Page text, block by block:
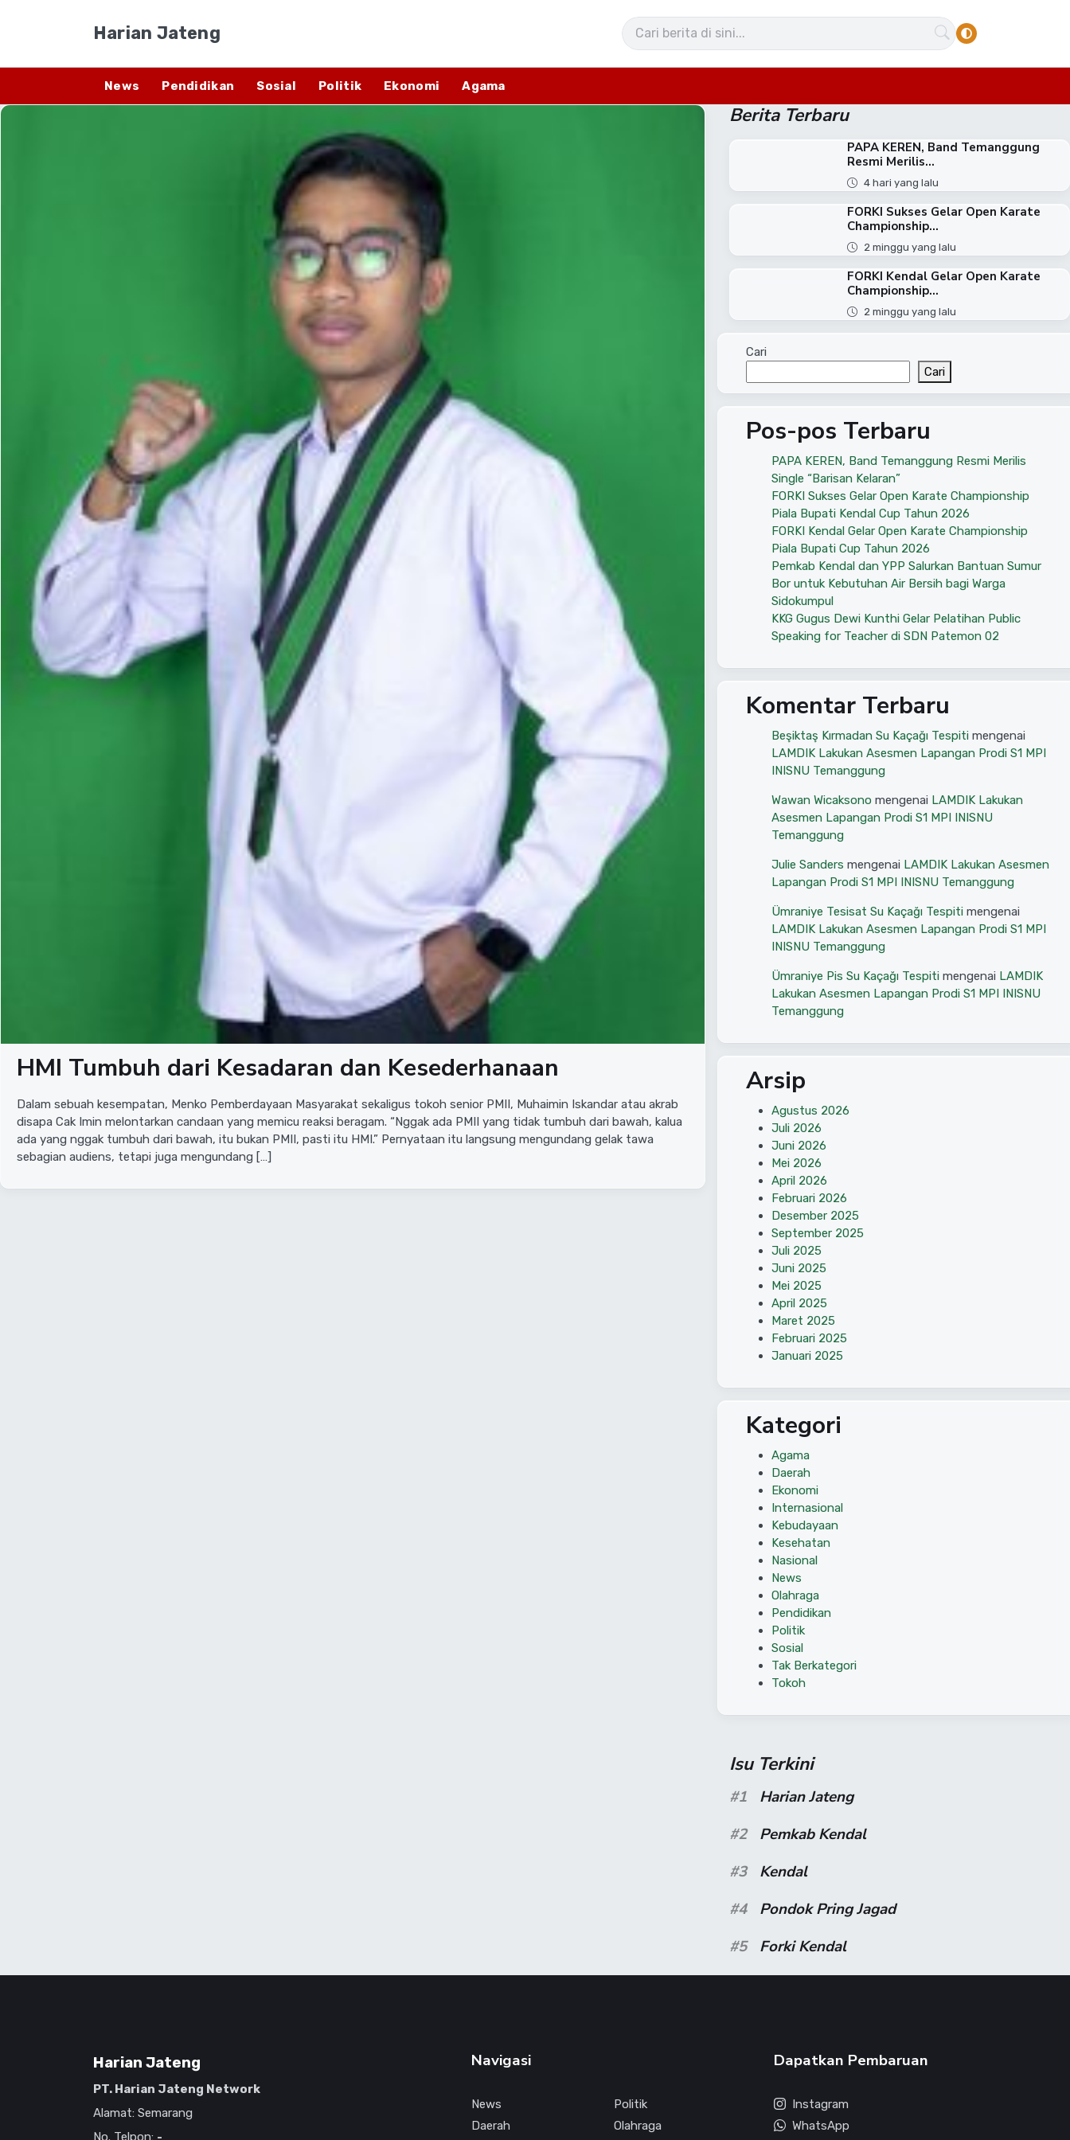
Harian Jateng
News Pendidikan Sosial Politik Ekonomi Agama
HMI Tumbuh dari Kesadaran dan Kesederhanaan
Dalam sebuah kesempatan, Menko Pemberdayaan Masyarakat sekaligus tokoh senior PMII, Muhaimin Iskandar atau akrab
disapa Cak Imin melontarkan candaan yang memicu reaksi beragam. “Nggak ada PMII yang tidak tumbuh dari bawah, kalua
ada yang nggak tumbuh dari bawah, itu bukan PMII, pasti itu HMI.” Pernyataan itu langsung mengundang gelak tawa
sebagian audiens, tetapi juga mengundang […]
Berita Terbaru
PAPA KEREN, Band Temanggung
Resmi Merilis...
4 hari yang lalu
FORKI Sukses Gelar Open Karate
Championship...
2 minggu yang lalu
FORKI Kendal Gelar Open Karate
Championship...
2 minggu yang lalu
Cari
Cari
Pos-pos Terbaru
PAPA KEREN, Band Temanggung Resmi Merilis
Single “Barisan Kelaran”
FORKI Sukses Gelar Open Karate Championship
Piala Bupati Kendal Cup Tahun 2026
FORKI Kendal Gelar Open Karate Championship
Piala Bupati Cup Tahun 2026
Pemkab Kendal dan YPP Salurkan Bantuan Sumur
Bor untuk Kebutuhan Air Bersih bagi Warga
Sidokumpul
KKG Gugus Dewi Kunthi Gelar Pelatihan Public
Speaking for Teacher di SDN Patemon 02
Komentar Terbaru
Beşiktaş Kırmadan Su Kaçağı Tespiti mengenai
LAMDIK Lakukan Asesmen Lapangan Prodi S1 MPI
INISNU Temanggung
Wawan Wicaksono mengenai LAMDIK Lakukan
Asesmen Lapangan Prodi S1 MPI INISNU
Temanggung
Julie Sanders mengenai LAMDIK Lakukan Asesmen
Lapangan Prodi S1 MPI INISNU Temanggung
Ümraniye Tesisat Su Kaçağı Tespiti mengenai
LAMDIK Lakukan Asesmen Lapangan Prodi S1 MPI
INISNU Temanggung
Ümraniye Pis Su Kaçağı Tespiti mengenai LAMDIK
Lakukan Asesmen Lapangan Prodi S1 MPI INISNU
Temanggung
Arsip
Agustus 2026
Juli 2026
Juni 2026
Mei 2026
April 2026
Februari 2026
Desember 2025
September 2025
Juli 2025
Juni 2025
Mei 2025
April 2025
Maret 2025
Februari 2025
Januari 2025
Kategori
Agama
Daerah
Ekonomi
Internasional
Kebudayaan
Kesehatan
Nasional
News
Olahraga
Pendidikan
Politik
Sosial
Tak Berkategori
Tokoh
Isu Terkini
#1
Harian Jateng
#2
Pemkab Kendal
#3
Kendal
#4
Pondok Pring Jagad
#5
Forki Kendal
Harian Jateng
PT. Harian Jateng Network
Alamat: Semarang
No. Telpon: -
Navigasi
News
Daerah
Politik
Olahraga
Dapatkan Pembaruan
Instagram
WhatsApp